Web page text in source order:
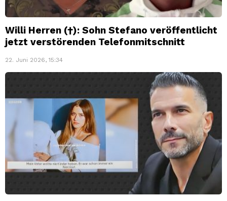
Willi Herren (†): Sohn Stefano veröffentlicht
jetzt verstörenden Telefonmitschnitt
22. Juni 2026, 15:34